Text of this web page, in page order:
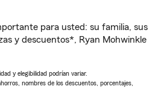
para usted: su familia, sus
y descuentos*, Ryan Mohwinkle
y elegibilidad podrían variar.
nombres de los descuentos, porcentajes,